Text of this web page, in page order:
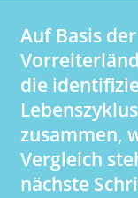
Auf Basis
die
zusammen,
Vergleich
nächste